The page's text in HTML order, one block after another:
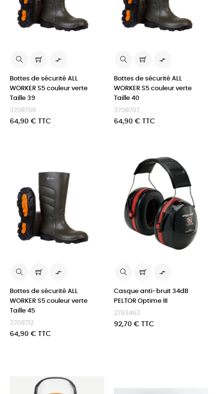

Bottes de sécurité ALL
WORKER S5 couleur verte
Taille 39
3708706
Prix
64,90 € TTC

Bottes de sécurité ALL
WORKER S5 couleur verte
Taille 40
3708707
Prix
64,90 € TTC

Bottes de sécurité ALL
WORKER S5 couleur verte
Taille 45
3708712
Prix
64,90 € TTC

Casque anti-bruit 34dB
PELTOR Optime III
2793463
Prix
92,70 € TTC